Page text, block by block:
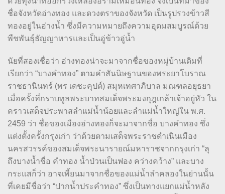
ชื่อจังหวัดอ่างทอง และดวงตราของจังหวัด เป็นรูปรวงข้าวสี
ทองอยู่ในอ่างน้ำ ซึ่งมีความหมายถึงความอุดมสมบูรณ์ด้วย
พืชพันธุ์ธัญญาหารและเป็นอู่ข้าวอู่น้ำ
นัยที่สองเชื่อว่า อ่างทองน่าจะมาจากชื่อของหมู่บ้านเดิมที่
เรียกว่า “บางคำทอง” ตามคำสันนิษฐานของพระยาโบราณ
ราชธานินทร์ (พร เดชะคุปต์) สมุหเทศาภิบาล มณฑลอยุธยา
เมื่อครั้งที่กราบทูลพระบาทสมเด็จพระมงกุฎเกล้าเจ้าอยู่หัว ใน
คราวเสด็จประพาสลำแม่น้ำน้อยและลำแม่น้ำใหญ่ใน พ.ศ.
2459 ว่า ชื่อของเมืองอ่างทองก็จะมาจากชื่อ บางคำทอง ซึ่ง
แต่งตั้งครั้งกรุงเก่า ว่าด้วยตามเสด็จพระราชดำเนินเมือง
นครสวรรค์ของสมเด็จพระนารายณ์มหาราชจากกรุงเก่า “ลุ
ถึงบางน้ำชื่อ คำทอง น้ำป่วนเป็นฟอง คว่างคว้าง” และบาง
กระแสก็ว่า อาจเพี้ยนมาจากชื่อของแม่น้ำลำคลองในย่านนั้น
ที่เคยมีชื่อว่า “ปากน้ำประคำทอง” ซึ่งเป็นทางแยกแม่น้ำหลัง